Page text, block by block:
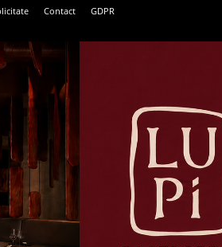
Contact GDPR